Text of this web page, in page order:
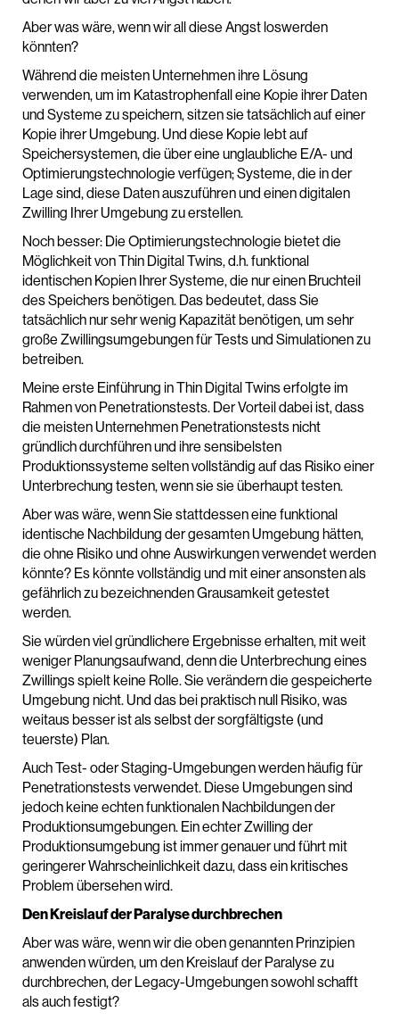
Aber was wäre, wenn wir all diese Angst loswerden
könnten?
Während die meisten Unternehmen ihre Lösung
verwenden, um im Katastrophenfall eine Kopie ihrer Daten
und Systeme zu speichern, sitzen sie tatsächlich auf einer
Kopie ihrer Umgebung. Und diese Kopie lebt auf
Speichersystemen, die über eine unglaubliche E/A- und
Optimierungstechnologie verfügen; Systeme, die in der
Lage sind, diese Daten auszuführen und einen digitalen
Zwilling Ihrer Umgebung zu erstellen.
Noch besser: Die Optimierungstechnologie bietet die
Möglichkeit von Thin Digital Twins, d.h. funktional
identischen Kopien Ihrer Systeme, die nur einen Bruchteil
des Speichers benötigen. Das bedeutet, dass Sie
tatsächlich nur sehr wenig Kapazität benötigen, um sehr
große Zwillingsumgebungen für Tests und Simulationen zu
betreiben.
Meine erste Einführung in Thin Digital Twins erfolgte im
Rahmen von Penetrationstests. Der Vorteil dabei ist, dass
die meisten Unternehmen Penetrationstests nicht
gründlich durchführen und ihre sensibelsten
Produktionssysteme selten vollständig auf das Risiko einer
Unterbrechung testen, wenn sie sie überhaupt testen.
Aber was wäre, wenn Sie stattdessen eine funktional
identische Nachbildung der gesamten Umgebung hätten,
die ohne Risiko und ohne Auswirkungen verwendet werden
könnte? Es könnte vollständig und mit einer ansonsten als
gefährlich zu bezeichnenden Grausamkeit getestet
werden.
Sie würden viel gründlichere Ergebnisse erhalten, mit weit
weniger Planungsaufwand, denn die Unterbrechung eines
Zwillings spielt keine Rolle. Sie verändern die gespeicherte
Umgebung nicht. Und das bei praktisch null Risiko, was
weitaus besser ist als selbst der sorgfältigste (und
teuerste) Plan.
Auch Test- oder Staging-Umgebungen werden häufig für
Penetrationstests verwendet. Diese Umgebungen sind
jedoch keine echten funktionalen Nachbildungen der
Produktionsumgebungen. Ein echter Zwilling der
Produktionsumgebung ist immer genauer und führt mit
geringerer Wahrscheinlichkeit dazu, dass ein kritisches
Problem übersehen wird.
Den Kreislauf der Paralyse durchbrechen
Aber was wäre, wenn wir die oben genannten Prinzipien
anwenden würden, um den Kreislauf der Paralyse zu
durchbrechen, der Legacy-Umgebungen sowohl schafft
als auch festigt?